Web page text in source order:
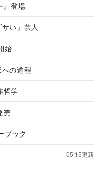
』登場
い」芸人
始
への道程
哲学
売
ブック
05:15更新